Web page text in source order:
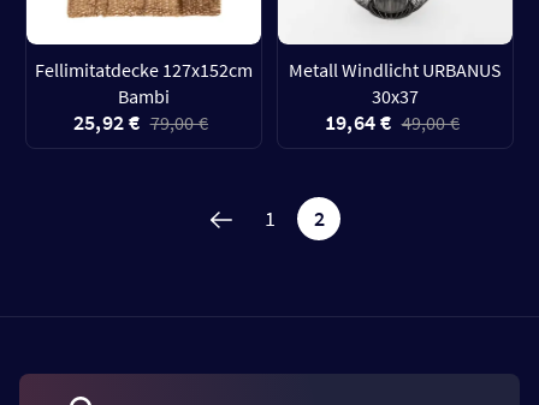
Fellimitatdecke 127x152cm
Bambi
25,92 € 79,00 €
Metall Windlicht URBANUS
30x37
19,64 € 49,00 €
1 2